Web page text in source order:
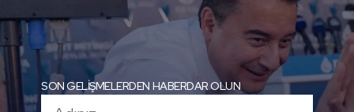
SON GELİŞMELERDEN HABERDAR OLUN